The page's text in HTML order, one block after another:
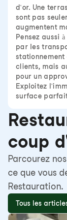
d'or. Une
sont pas
augmentent
Pensez aussi
par les
stationnement
clients, mais
pour un
Exploitez
surface
coup
Parcourez
ce que vous
Restauration.
Tous les